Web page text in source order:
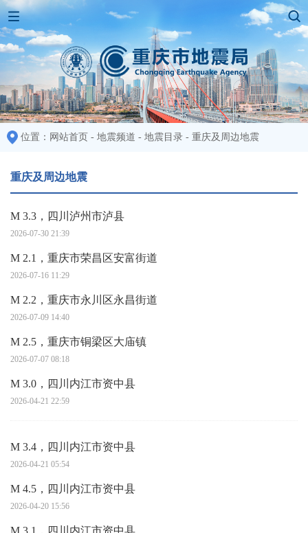
位置： 网站首页 - 地震频道 - 地震目录 - 重庆及周边地震
重庆及周边地震
M 3.3，四川泸州市泸县
2026-07-30 21:39
M 2.1，重庆市荣昌区安富街道
2026-07-16 11:29
M 2.2，重庆市永川区永昌街道
2026-07-09 14:40
M 2.5，重庆市铜梁区大庙镇
2026-07-07 08:18
M 3.0，四川内江市资中县
2026-04-21 22:59
M 3.4，四川内江市资中县
2026-04-21 05:54
M 4.5，四川内江市资中县
2026-04-20 15:56